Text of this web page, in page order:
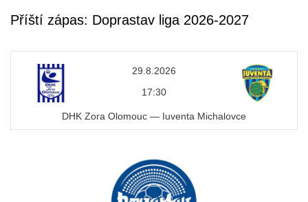
k
Příští zápas: Doprastav liga 2026-2027
29.8.2026
17:30
DHK Zora Olomouc — Iuventa Michalovce